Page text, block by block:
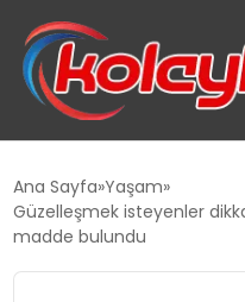
SUWEN’IN İSTIHDAM
Ana Sayfa Yaşam
Güzelleşmek isteyenler
madde bulundu